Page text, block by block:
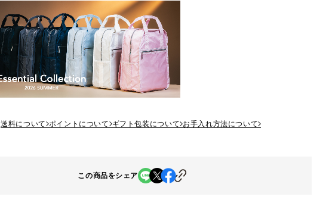
送料について ポイントについて ギフト包装について お手入れ方法について
この商品をシェア